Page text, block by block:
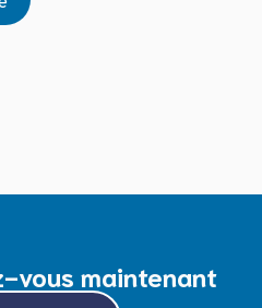
vous maintenant